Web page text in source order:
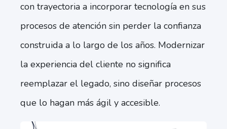
con trayectoria a incorporar tecnología en sus
procesos de atención sin perder la confianza
construida a lo largo de los años. Modernizar
la experiencia del cliente no significa
reemplazar el legado, sino diseñar procesos
que lo hagan más ágil y accesible.